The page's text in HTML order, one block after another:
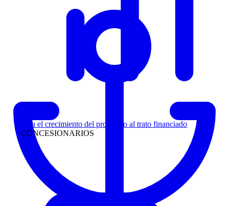
Siga el crecimiento del prospecto al trato financiado
CONCESIONARIOS